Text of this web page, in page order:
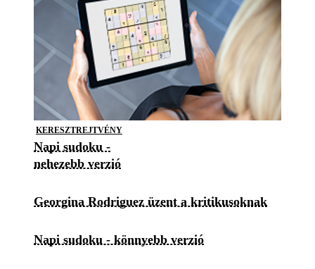
KERESZTREJTVÉNY
Napi sudoku -
nehezebb verzió
Georgina Rodriguez üzent a kritikusoknak
Napi sudoku - könnyebb verzió